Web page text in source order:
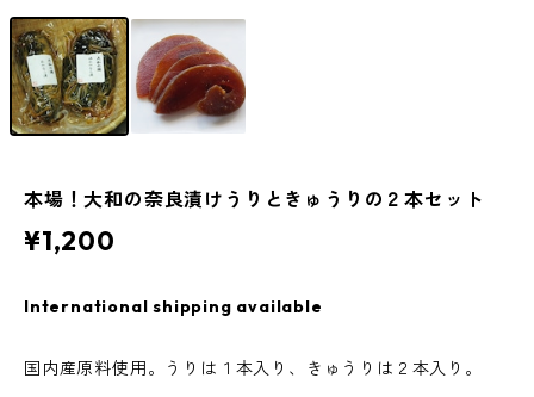
本場！大和の奈良漬けうりときゅうりの２本セット
¥1,200
International shipping available
国内産原料使用。うりは１本入り、きゅうりは２本入り。